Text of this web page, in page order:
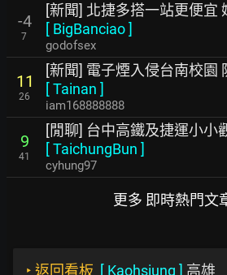
-4
7
[新聞] 北捷多搭一站更便宜
[ BigBanciao]
godofsex
11
26
[新聞] 電子煙入侵台南校園
[Tainan ]
iam168888888
9
41
[閒聊] 台中高鐵及捷運小小
[TaichungBun ]
cyhung97
更多 即時熱門文
‣ 返回看板 [ Kaohsiung ] 高雄